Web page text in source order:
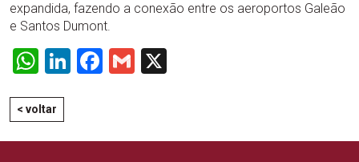
expandida, fazendo a conexão entre os aeroportos Galeão
e Santos Dumont.
WhatsApp
LinkedIn
Facebook
Gmail
< voltar